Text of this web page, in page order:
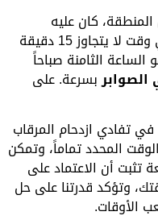
كان عليه
الوصول إلى مبنى حكومي قريب في وقت لا يتجاوز 15 دقيقة
الثامنة صباحاً
بسرعة. على
ازدحام المرقاب
تماماً، وتمكن
أن الاعتماد على
قدرتنا على حل